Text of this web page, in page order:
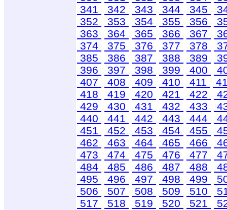
341
342 343 344 345
352
353 354 355 356
363
364 365 366 367
374
375 376 377 378
385
386 387 388 389
396
397 398 399 400
407
408 409 410 411
418
419 420 421 422
429
430 431 432 433
440
441 442 443 444
451
452 453 454 455
462
463 464 465 466
473
474 475 476 477
484
485 486 487 488
495
496 497 498 499
506
507 508 509 510
517
518 519 520 521